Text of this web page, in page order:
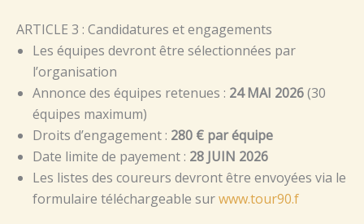
ARTICLE 3 : Candidatures et engagements
Les équipes devront être sélectionnées par
l’organisation
Annonce des équipes retenues : 24 MAI 2026(30
équipes maximum)
Droits d’engagement : 280 € par équipe
Date limite de payement : 28 JUIN 2026
Les listes des coureurs devront être envoyées via le
formulaire téléchargeable surwww.tour90.f